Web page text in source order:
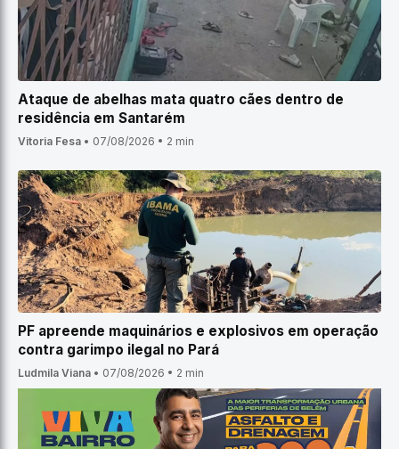
Ataque de abelhas mata quatro cães dentro de
residência em Santarém
Vitoria Fesa • 07/08/2026 • 2 min
PF apreende maquinários e explosivos em operação
contra garimpo ilegal no Pará
Ludmila Viana • 07/08/2026 • 2 min